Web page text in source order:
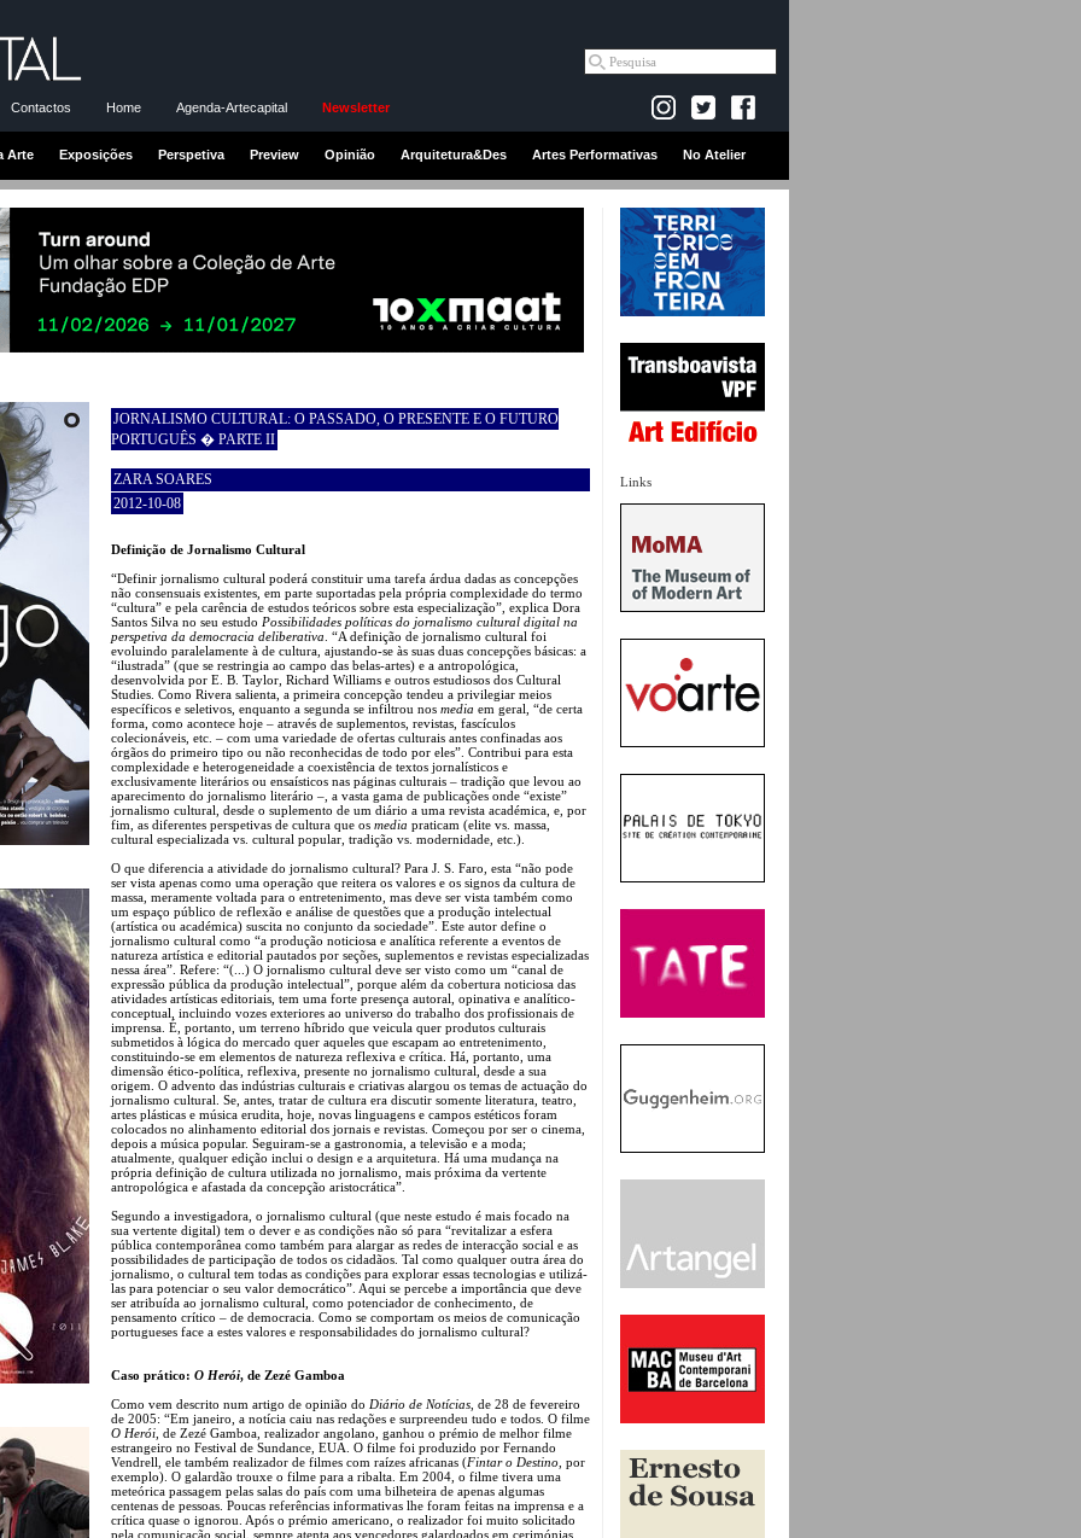
Contactos Home Agenda-Artecapital Newsletter
Arte Exposições Perspetiva Preview Opinião Arquitetura&Des Artes Performativas No Atelier
Links
JORNALISMO CULTURAL: O PASSADO, O PRESENTE E O FUTURO
PORTUGUÊS � PARTE II
ZARA SOARES
2012-10-08
Definição de Jornalismo Cultural
“Definir jornalismo cultural poderá constituir uma tarefa árdua dadas as concepções
não consensuais existentes, em parte suportadas pela própria complexidade do termo
“cultura” e pela carência de estudos teóricos sobre esta especialização”, explica Dora
Santos Silva no seu estudo Possibilidades políticas do jornalismo cultural digital na
perspetiva da democracia deliberativa . “A definição de jornalismo cultural foi
evoluindo paralelamente à de cultura, ajustando-se às suas duas concepções básicas: a
“ilustrada” (que se restringia ao campo das belas-artes) e a antropológica,
desenvolvida por E. B. Taylor, Richard Williams e outros estudiosos dos Cultural
Studies. Como Rivera salienta, a primeira concepção tendeu a privilegiar meios
específicos e seletivos, enquanto a segunda se infiltrou nos media em geral, “de certa
forma, como acontece hoje – através de suplementos, revistas, fascículos
colecionáveis, etc. – com uma variedade de ofertas culturais antes confinadas aos
órgãos do primeiro tipo ou não reconhecidas de todo por eles”. Contribui para esta
complexidade e heterogeneidade a coexistência de textos jornalísticos e
exclusivamente literários ou ensaísticos nas páginas culturais – tradição que levou ao
aparecimento do jornalismo literário –, a vasta gama de publicações onde “existe”
jornalismo cultural, desde o suplemento de um diário a uma revista académica, e, por
fim, as diferentes perspetivas de cultura que os media praticam (elite vs. massa,
cultural especializada vs. cultural popular, tradição vs. modernidade, etc.).
O que diferencia a atividade do jornalismo cultural? Para J. S. Faro, esta “não pode
ser vista apenas como uma operação que reitera os valores e os signos da cultura de
massa, meramente voltada para o entretenimento, mas deve ser vista também como
um espaço público de reflexão e análise de questões que a produção intelectual
(artística ou académica) suscita no conjunto da sociedade”. Este autor define o
jornalismo cultural como “a produção noticiosa e analítica referente a eventos de
natureza artística e editorial pautados por seções, suplementos e revistas especializadas
nessa área”. Refere: “(...) O jornalismo cultural deve ser visto como um “canal de
expressão pública da produção intelectual”, porque além da cobertura noticiosa das
atividades artísticas editoriais, tem uma forte presença autoral, opinativa e analítico-
conceptual, incluindo vozes exteriores ao universo do trabalho dos profissionais de
imprensa. É, portanto, um terreno híbrido que veicula quer produtos culturais
submetidos à lógica do mercado quer aqueles que escapam ao entretenimento,
constituindo-se em elementos de natureza reflexiva e crítica. Há, portanto, uma
dimensão ético-política, reflexiva, presente no jornalismo cultural, desde a sua
origem. O advento das indústrias culturais e criativas alargou os temas de actuação do
jornalismo cultural. Se, antes, tratar de cultura era discutir somente literatura, teatro,
artes plásticas e música erudita, hoje, novas linguagens e campos estéticos foram
colocados no alinhamento editorial dos jornais e revistas. Começou por ser o cinema,
depois a música popular. Seguiram-se a gastronomia, a televisão e a moda;
atualmente, qualquer edição inclui o design e a arquitetura. Há uma mudança na
própria definição de cultura utilizada no jornalismo, mais próxima da vertente
antropológica e afastada da concepção aristocrática”.
Segundo a investigadora, o jornalismo cultural (que neste estudo é mais focado na
sua vertente digital) tem o dever e as condições não só para “revitalizar a esfera
pública contemporânea como também para alargar as redes de interacção social e as
possibilidades de participação de todos os cidadãos. Tal como qualquer outra área do
jornalismo, o cultural tem todas as condições para explorar essas tecnologias e utilizá-
las para potenciar o seu valor democrático”. Aqui se percebe a importância que deve
ser atribuída ao jornalismo cultural, como potenciador de conhecimento, de
pensamento crítico – de democracia. Como se comportam os meios de comunicação
portugueses face a estes valores e responsabilidades do jornalismo cultural?
Caso prático: O Herói, de Zezé Gamboa
Como vem descrito num artigo de opinião do Diário de Notícias , de 28 de fevereiro
de 2005: “Em janeiro, a notícia caiu nas redações e surpreendeu tudo e todos. O filme
O Herói , de Zezé Gamboa, realizador angolano, ganhou o prémio de melhor filme
estrangeiro no Festival de Sundance, EUA. O filme foi produzido por Fernando
Vendrell, ele também realizador de filmes com raízes africanas (Fintar o Destino , por
exemplo). O galardão trouxe o filme para a ribalta. Em 2004, o filme tivera uma
meteórica passagem pelas salas do país com uma bilheteira de apenas algumas
centenas de pessoas. Poucas referências informativas lhe foram feitas na imprensa e a
crítica quase o ignorou. Após o prémio americano, o realizador foi muito solicitado
pela comunicação social, sempre atenta aos vencedores galardoados em cerimónias